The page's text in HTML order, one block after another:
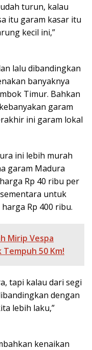
turun, kalau
itu garam kasar itu
kecil ini,”
lalu dibandingkan
banyaknya
Timur. Bahkan
garam
ini garam lokal
ini lebih murah
garam Madura
Rp 40 ribu per
untuk
Rp 400 ribu.
Mirip Vespa
Tempuh 50 Km!
tapi kalau dari segi
dengan
lebih laku,”
kenaikan